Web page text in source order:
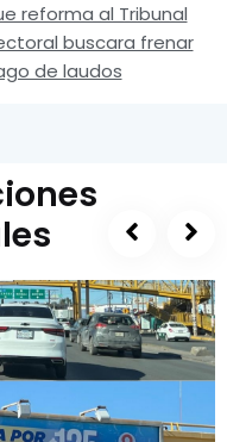
reforma al Tribunal
buscara frenar
de laudos